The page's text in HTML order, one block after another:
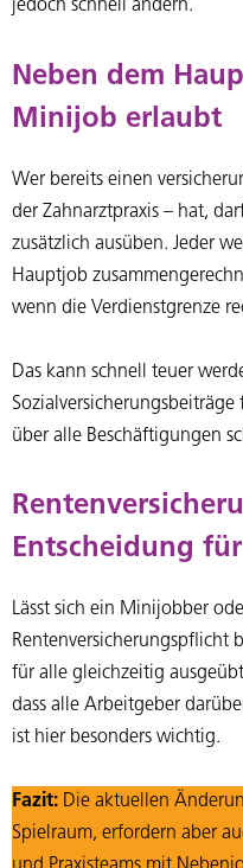
jedoch schnell ändern.
Neben dem
Minijob erlaubt
Wer bereits einen
der Zahnarztpraxis – hat,
zusätzlich ausüben. Jeder
Hauptjob
wenn die Verdienstgrenze
Das kann schnell teuer
über alle Beschäftigungen
Entscheidung
Lässt sich ein Minijobber
Rentenversicherungspflicht
für alle gleichzeitig
dass alle Arbeitgeber
ist hier besonders wichtig.
Fazit: Die aktuellen
Spielraum, erfordern aber